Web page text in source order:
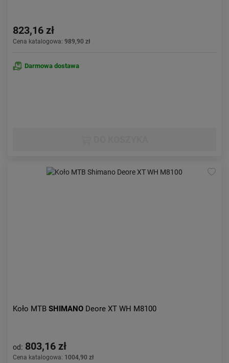
823,16 zł
Cena katalogowa: 989,90 zł
Darmowa dostawa
Koło MTB SHIMANO Deore XT WH M8100
od: 803,16 zł
Cena katalogowa: 1004,90 zł